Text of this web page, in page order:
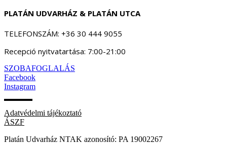
PLATÁN UDVARHÁZ & PLATÁN UTCA
TELEFONSZÁM: +36 30 444 9055
Recepció nyitvatartása: 7:00-21:00
SZOBAFOGLALÁS
Facebook
Instagram
Adatvédelmi tájékoztató
ÁSZF
Platán Udvarház NTAK azonosító: PA 19002267